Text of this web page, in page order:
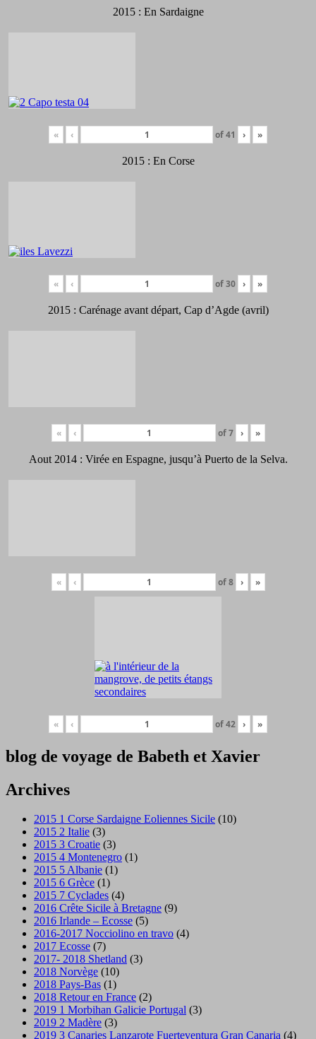
2015 : En Sardaigne
« ‹ of41 › »
2015 : En Corse
« ‹ of30 › »
2015 : Carénage avant départ, Cap d’Agde (avril)
« ‹ of7 › »
Aout 2014 : Virée en Espagne, jusqu’à Puerto de la Selva.
« ‹ of8 › »
« ‹ of42 › »
blog de voyage de Babeth et Xavier
Archives
2015 1 Corse Sardaigne Eoliennes Sicile (10)
2015 2 Italie (3)
2015 3 Croatie (3)
2015 4 Montenegro (1)
2015 5 Albanie (1)
2015 6 Grèce (1)
2015 7 Cyclades (4)
2016 Crête Sicile à Bretagne (9)
2016 Irlande – Ecosse (5)
2016-2017 Nocciolino en travo (4)
2017 Ecosse (7)
2017- 2018 Shetland (3)
2018 Norvège (10)
2018 Pays-Bas (1)
2018 Retour en France (2)
2019 1 Morbihan Galicie Portugal (3)
2019 2 Madère (3)
2019 3 Canaries Lanzarote Fuerteventura Gran Canaria (4)